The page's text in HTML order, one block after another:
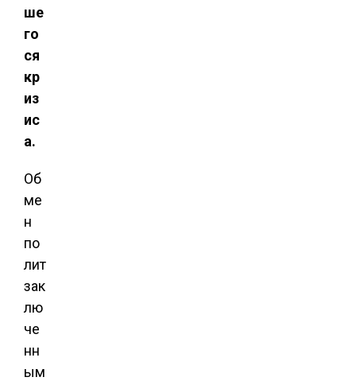
ше
го
ся
кр
из
ис
а.
Об
ме
н
по
лит
зак
лю
че
нн
ым